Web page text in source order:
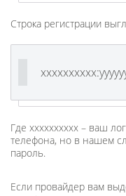
Строка регистрации
Где xxxxxxxxxx – ваш
телефона, но в нашем
пароль.
Если провайдер вам